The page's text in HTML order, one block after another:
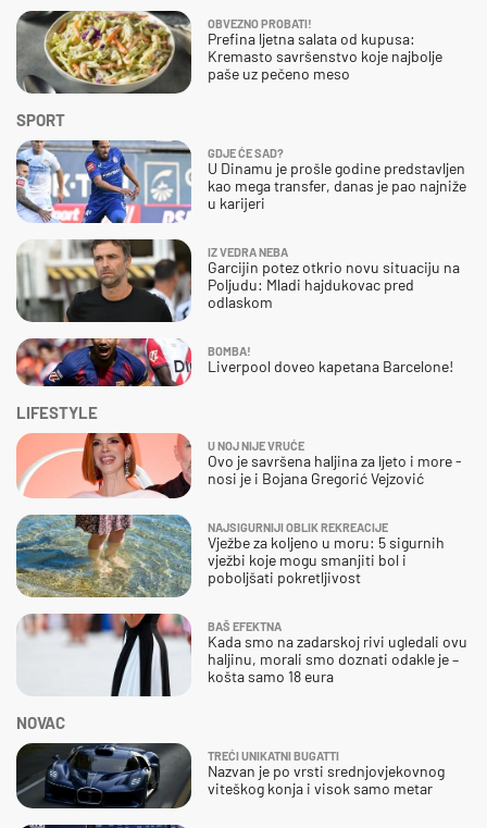
SPORT
GDJE ĆE SAD?
U Dinamu je prošle godine predstavljen
kao mega transfer, danas je pao najniže
u karijeri
IZ VEDRA NEBA
Garcijin potez otkrio novu situaciju na
Poljudu: Mladi hajdukovac pred
odlaskom
BOMBA!
Liverpool doveo kapetana Barcelone!
OBVEZNO PROBATI!
Prefina ljetna salata od kupusa:
Kremasto savršenstvo koje najbolje
paše uz pečeno meso
NOVAC
TREĆI UNIKATNI BUGATTI
Nazvan je po vrsti srednjovjekovnog
viteškog konja i visok samo metar
LIFESTYLE
U NOJ NIJE VRUĆE
Ovo je savršena haljina za ljeto i more -
nosi je i Bojana Gregorić Vejzović
NAJSIGURNIJI OBLIK REKREACIJE
Vježbe za koljeno u moru: 5 sigurnih
vježbi koje mogu smanjiti bol i
poboljšati pokretljivost
BAŠ EFEKTNA
Kada smo na zadarskoj rivi ugledali ovu
haljinu, morali smo doznati odakle je –
košta samo 18 eura